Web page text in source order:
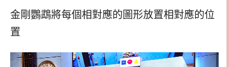
金剛鸚鵡將每個相對應的圖形放置相對應的位
置